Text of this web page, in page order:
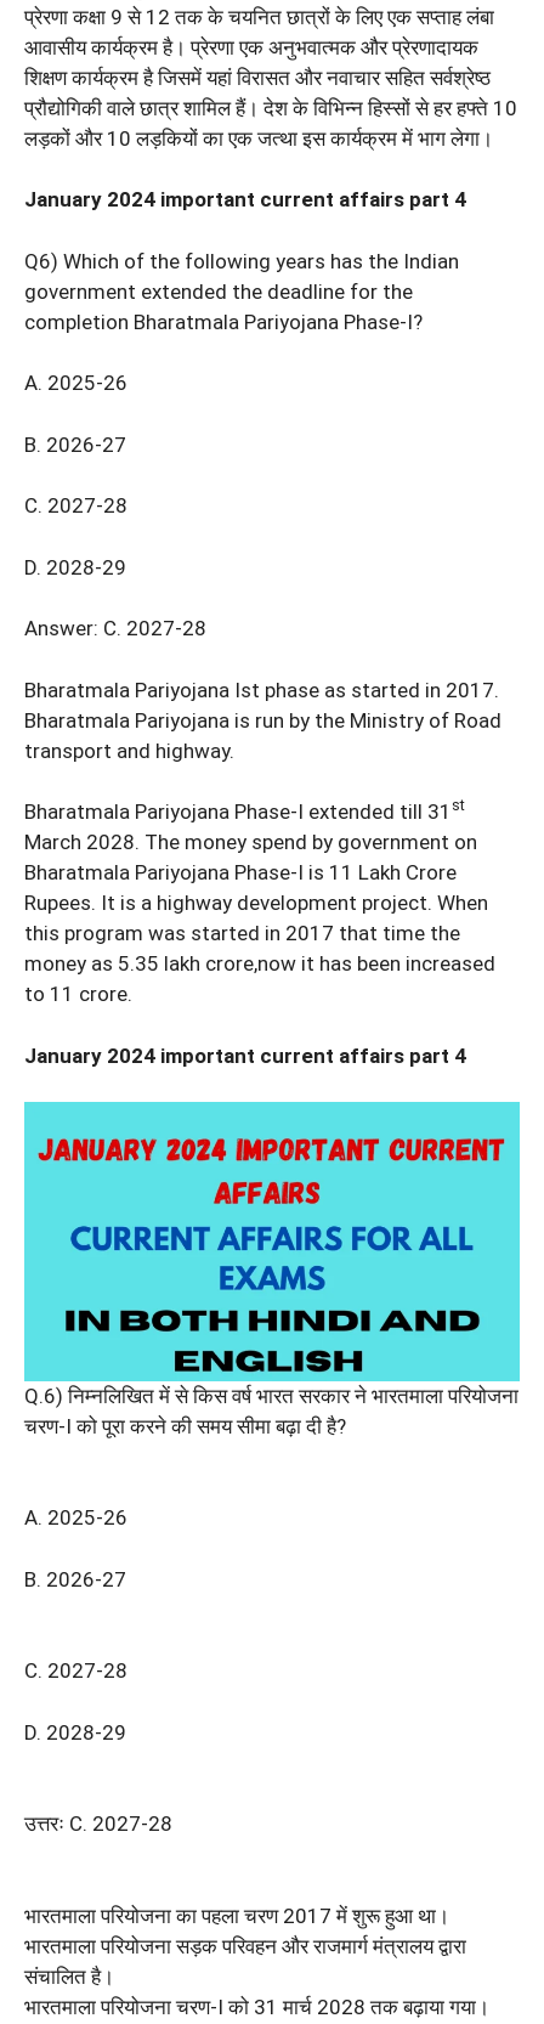
प्रेरणा कक्षा 9 से 12 तक के चयनित छात्रों के लिए एक सप्ताह लंबा
आवासीय कार्यक्रम है। प्रेरणा एक अनुभवात्मक और प्रेरणादायक
शिक्षण कार्यक्रम है जिसमें यहां विरासत और नवाचार सहित सर्वश्रेष्ठ
प्रौद्योगिकी वाले छात्र शामिल हैं। देश के विभिन्न हिस्सों से हर हफ्ते 10
लड़कों और 10 लड़कियों का एक जत्था इस कार्यक्रम में भाग लेगा।
January 2024 important current affairs part 4
Q6) Which of the following years has the Indian
government extended the deadline for the
completion Bharatmala Pariyojana Phase-I?
A. 2025-26
B. 2026-27
C. 2027-28
D. 2028-29
Answer: C. 2027-28
Bharatmala Pariyojana Ist phase as started in 2017.
Bharatmala Pariyojana is run by the Ministry of Road
transport and highway.
Bharatmala Pariyojana Phase-I extended till 31 st
March 2028. The money spend by government on
Bharatmala Pariyojana Phase-I is 11 Lakh Crore
Rupees. It is a highway development project. When
this program was started in 2017 that time the
money as 5.35 lakh crore,now it has been increased
to 11 crore.
January 2024 important current affairs part 4
Q.6) निम्नलिखित में से किस वर्ष भारत सरकार ने भारतमाला परियोजना
चरण-I को पूरा करने की समय सीमा बढ़ा दी है?
A. 2025-26
B. 2026-27
C. 2027-28
D. 2028-29
उत्तरः C. 2027-28
भारतमाला परियोजना का पहला चरण 2017 में शुरू हुआ था।
भारतमाला परियोजना सड़क परिवहन और राजमार्ग मंत्रालय द्वारा
संचालित है।
भारतमाला परियोजना चरण-I को 31 मार्च 2028 तक बढ़ाया गया।